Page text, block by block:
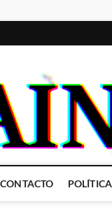
CONTACTO